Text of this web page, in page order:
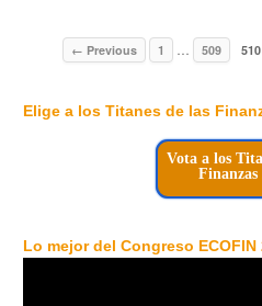
← Previous 1 509 510
Elige a los Titanes de las
Vota a los
Finanzas
Lo mejor del Congreso ECOFIN